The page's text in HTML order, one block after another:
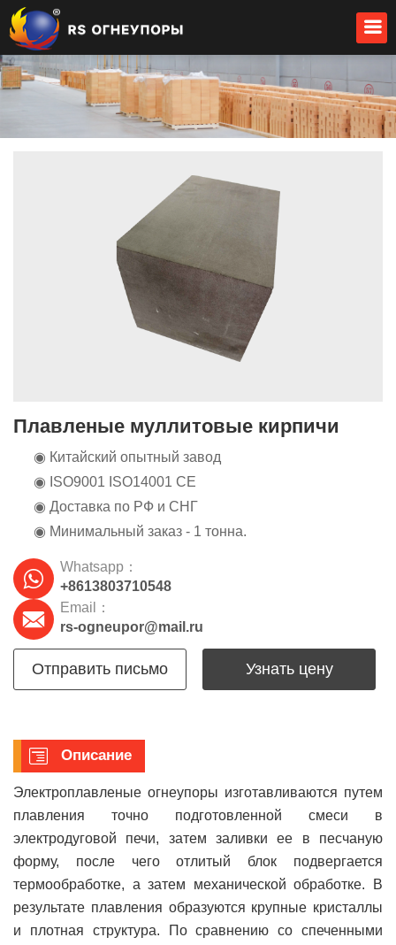
Плавленые муллитовые кирпичи
◉ Китайский опытный завод
◉ ISO9001 ISO14001 CE
◉ Доставка по РФ и СНГ
◉ Минимальный заказ - 1 тонна.
Whatsapp：
+8613803710548
Email：
rs-ogneupor@mail.ru
Отправить письмо Узнать цену
Описание
Электроплавленые огнеупоры изготавливаются путем
плавления точно подготовленной смеси в
электродуговой печи, затем заливки ее в песчаную
форму, после чего отлитый блок подвергается
термообработке, а затем механической обработке. В
результате плавления образуются крупные кристаллы
и плотная структура. По сравнению со спеченными